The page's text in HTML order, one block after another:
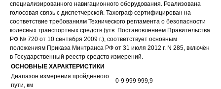
специализированного навигационного оборудования. Реализована
голосовая связь с диспетчерской. Тахограф сертифицирован на
соответствие требованиям Технического регламента о безопасности
колесных транспортных средств (утв. Постановлением Правительства
РФ № 720 от 10 сентября 2009 г.), соответствует основным
положениям Приказа Минтранса РФ от 31 июля 2012 г. N 285, включён
в Государственный реестр средств измерений.
ОСНОВНЫЕ ХАРАКТЕРИСТИКИ
Диапазон измерения пройденного
пути, км
0-9 999 999,9